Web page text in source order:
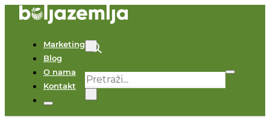
Marketing
Blog
O nama
Kontakt
Pretraga